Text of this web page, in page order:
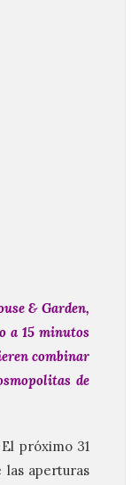
& Garden,
a 15 minutos
combinar
de
próximo 31
las aperturas